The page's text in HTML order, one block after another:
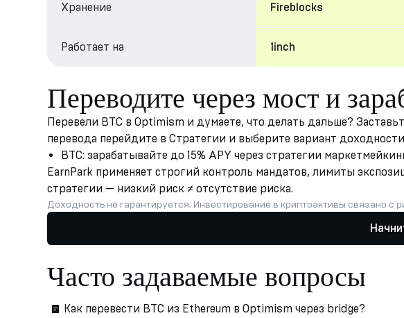
Хранение Fireblocks
Работает на 1inch
Переводите через мост и
Перевели BTC в Optimism и думаете, что делать дальше?
перевода перейдите в Стратегии и выберите вариант
BTC: зарабатывайте до 15% APY через стратегии
EarnPark применяет строгий контроль мандатов, лимиты
стратегии — низкий риск ≠ отсутствие риска.
Доходность не гарантируется. Инвестирование в криптоактивы связано
Часто задаваемые вопросы
Как перевести BTC из Ethereum в Optimism через bridge?